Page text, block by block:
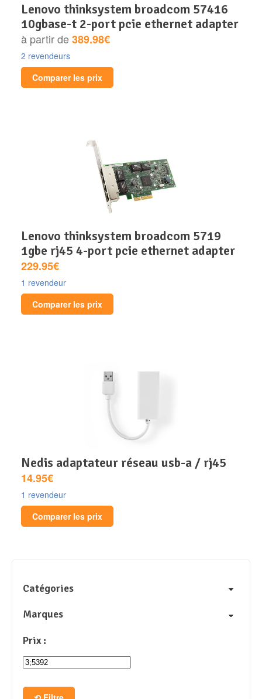
lenovo thinksystem broadcom 57416
10gbase-t 2-port pcie ethernet adapter
à partir de389.98€
2 revendeurs
Comparer les prix
lenovo thinksystem broadcom 5719
1gbe rj45 4-port pcie ethernet adapter
229.95€
1 revendeur
Comparer les prix
nedis adaptateur réseau usb-a / rj45
14.95€
1 revendeur
Comparer les prix
Catégories
Marques
Prix :